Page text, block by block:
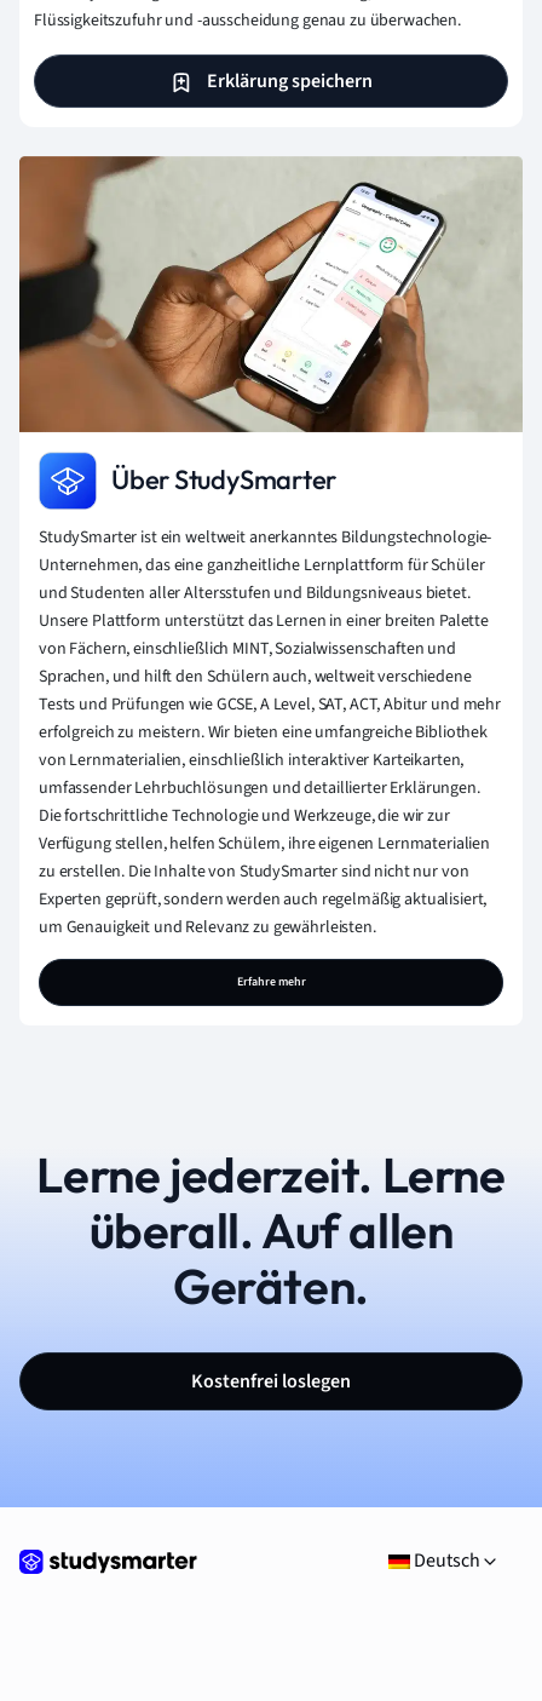
Flüssigkeitszufuhr und -ausscheidung genau zu überwachen.
Erklärung speichern
Über StudySmarter
StudySmarter ist ein weltweit anerkanntes Bildungstechnologie-
Unternehmen, das eine ganzheitliche Lernplattform für Schüler
und Studenten aller Altersstufen und Bildungsniveaus bietet.
Unsere Plattform unterstützt das Lernen in einer breiten Palette
von Fächern, einschließlich MINT, Sozialwissenschaften und
Sprachen, und hilft den Schülern auch, weltweit verschiedene
Tests und Prüfungen wie GCSE, A Level, SAT, ACT, Abitur und mehr
erfolgreich zu meistern. Wir bieten eine umfangreiche Bibliothek
von Lernmaterialien, einschließlich interaktiver Karteikarten,
umfassender Lehrbuchlösungen und detaillierter Erklärungen.
Die fortschrittliche Technologie und Werkzeuge, die wir zur
Verfügung stellen, helfen Schülern, ihre eigenen Lernmaterialien
zu erstellen. Die Inhalte von StudySmarter sind nicht nur von
Experten geprüft, sondern werden auch regelmäßig aktualisiert,
um Genauigkeit und Relevanz zu gewährleisten.
Erfahre mehr
Lerne jederzeit. Lerne
überall. Auf allen
Geräten.
Kostenfrei loslegen
Deutsch